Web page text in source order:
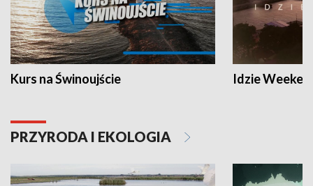
Kurs na Świnoujście Idzie
PRZYRODA I EKOLOGIA